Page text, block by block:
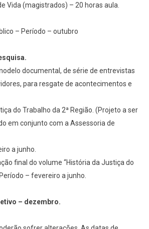
Vida (magistrados) – 20 horas aula.
– Período – outubro
documental, de série de entrevistas
para resgate de acontecimentos e
do Trabalho da 2ª Região. (Projeto a ser
em conjunto com a Assessoria de
a junho.
final do volume “História da Justiça do
– fevereiro a junho.
– dezembro.